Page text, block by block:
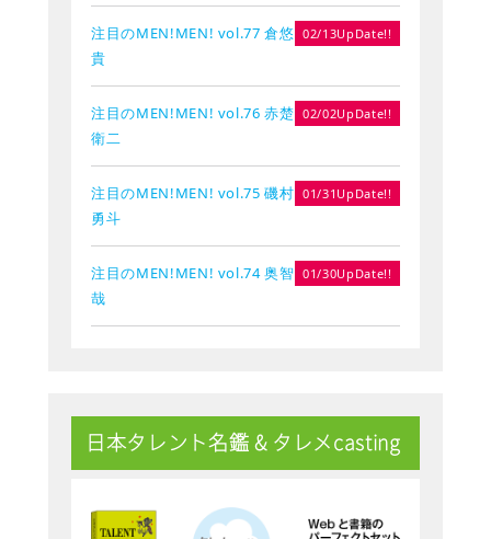
注目のMEN!MEN! vol.77 倉悠
貴
02/13UpDate!!
注目のMEN!MEN! vol.76 赤楚
衛二
02/02UpDate!!
注目のMEN!MEN! vol.75 磯村
勇斗
01/31UpDate!!
注目のMEN!MEN! vol.74 奥智
哉
01/30UpDate!!
日本タレント名鑑 & タレメcasting